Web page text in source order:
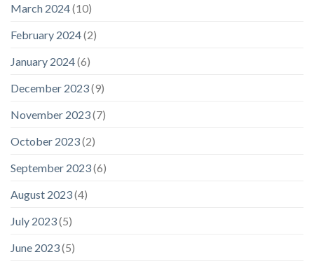
March 2024(10)
February 2024(2)
January 2024(6)
December 2023(9)
November 2023(7)
October 2023(2)
September 2023(6)
August 2023(4)
July 2023(5)
June 2023(5)